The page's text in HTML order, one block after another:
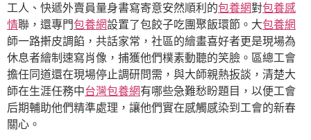
工人、快遞外賣員量身書寫寄意安然順利的包養網對包養感
情聯，還專門包養網設置了包餃子吃團聚飯環節。大包養網
師一路搟皮調餡，共話家常，社區的繪畫喜好者更是現場為
休息者繪制速寫肖像，捕獲他們樸素動聽的笑臉。區總工會
擔任同道還在現場停止調研問需，與大師親熱扳談，清楚大
師在生涯任務中台灣包養網有哪些急難愁盼題目，以便工會
后期輔助他們精準處理，讓他們實在感觸感染到工會的新春
關心。